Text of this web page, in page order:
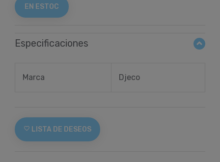
EN ESTOC
Especificaciones
Marca Djeco
favorite_border LISTA DE DESEOS